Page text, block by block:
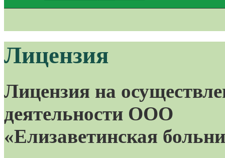
Лицензия
Лицензия на
деятельности ООО
«Елизаветинская